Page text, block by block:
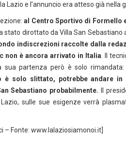
Lazio e l’annuncio era atteso già nella
al Centro Sportivo di Formello
stato dirottato da Villa San
indiscrezioni raccolte dalla
non è ancora arrivato in Italia . Il
sua partenza però è solo rimandata:
è solo slittato, potrebbe andare
Sebastiano probabilmente. Il
sulle sue esigenze verrà
– Fonte: www.lalaziosiamonoi.it]